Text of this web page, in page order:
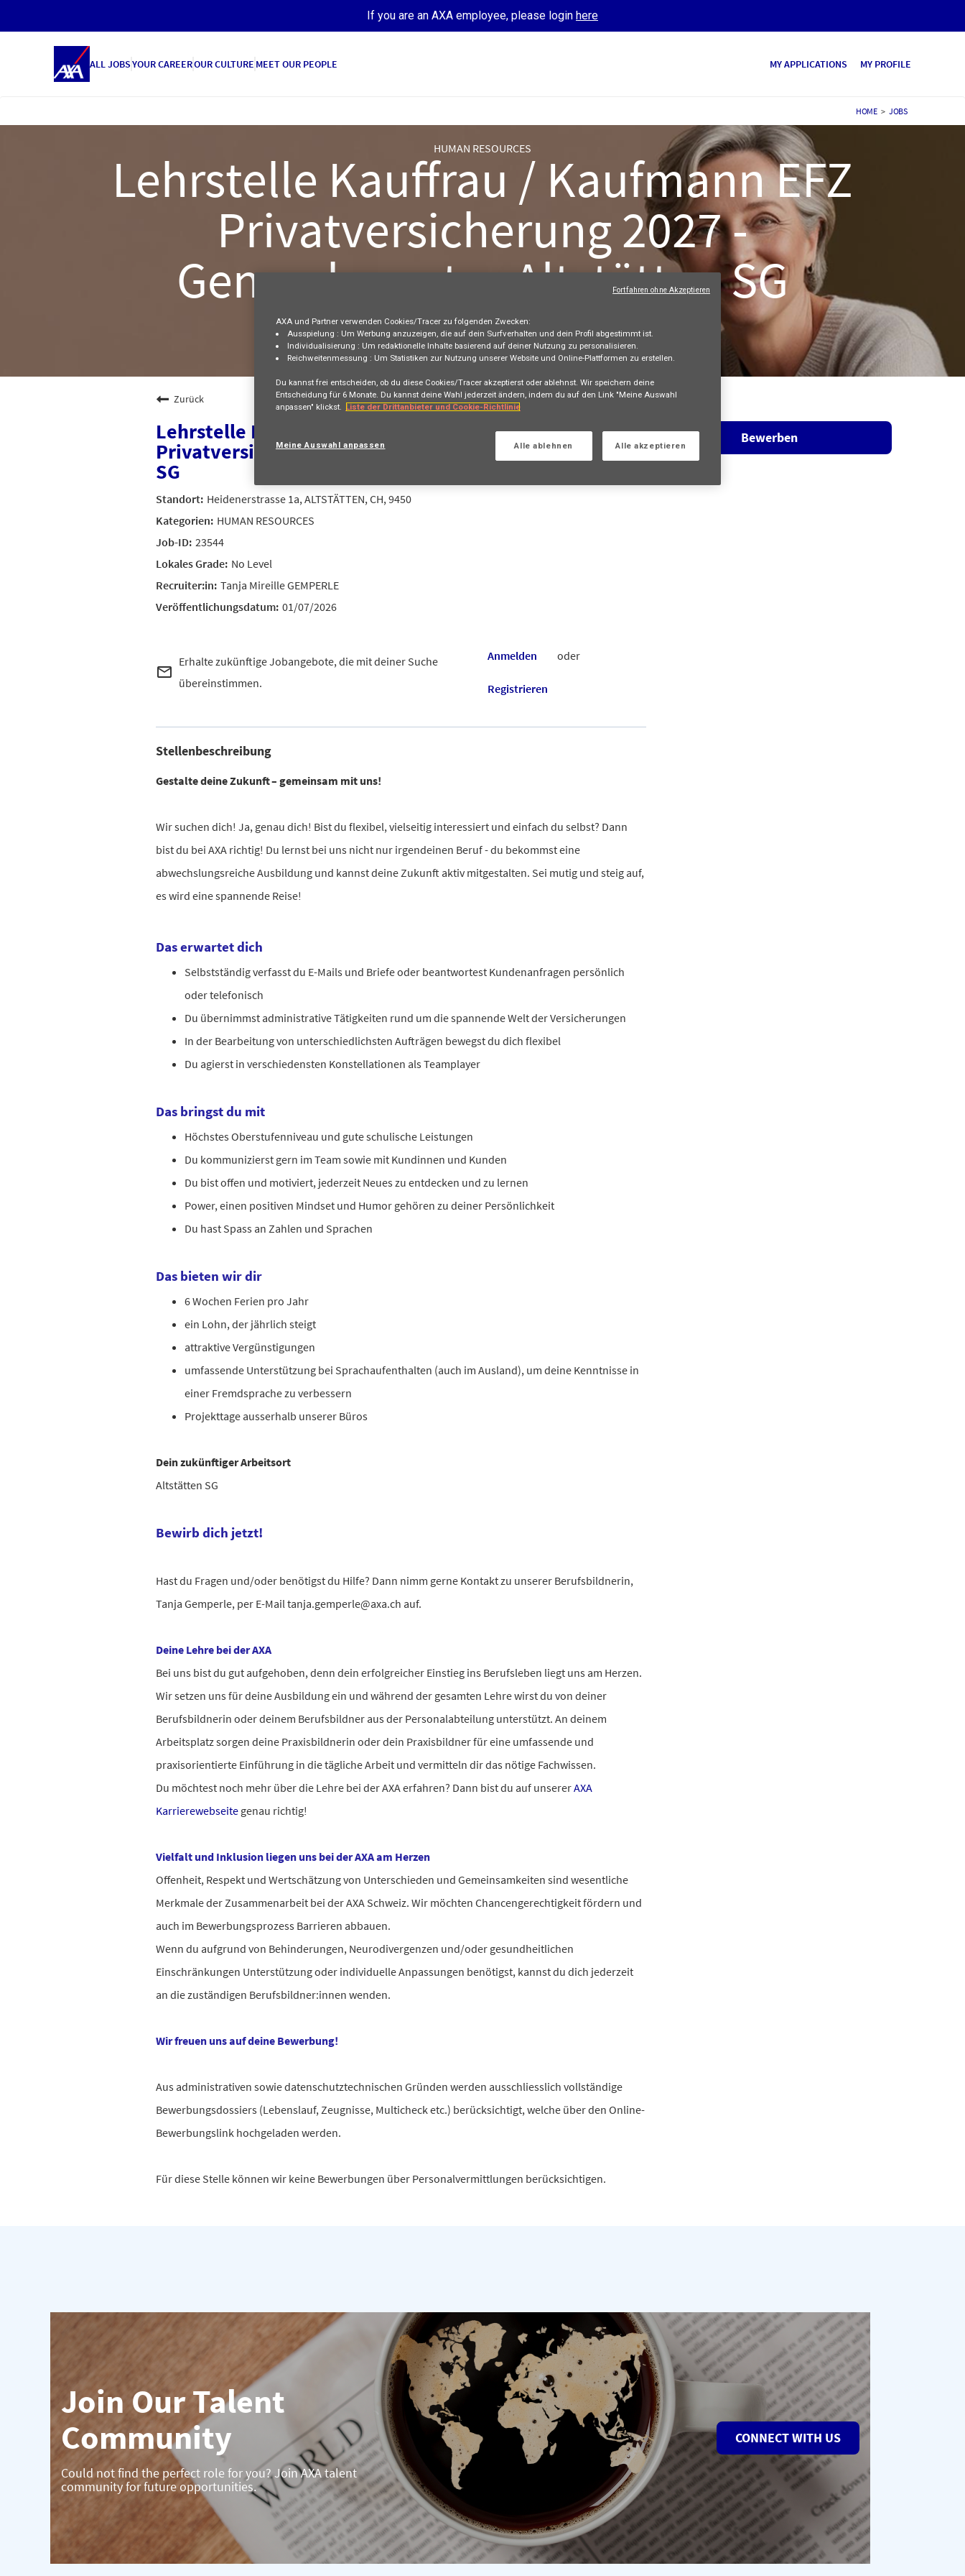
If you are an AXA employee, please login here
ALL JOBSYOUR CAREEROUR CULTURE MEET OUR PEOPLE MY APPLICATIONS MY PROFILE
HOME > JOBS
HUMAN RESOURCES
Lehrstelle Kauffrau / Kaufmann EFZ
Privatversicherung 2027 -
Generalagentur Altstätten SG
Bewerben
Zurück
Lehrstelle Kauffrau / Kaufmann EFZ
Privatversicherung 2027 - Generalagentur Altstätten
SG
Heidenerstrasse 1a, ALTSTÄTTEN, CH, 9450
HUMAN RESOURCES
23544
No Level
Tanja Mireille GEMPERLE
01/07/2026
mail_outline
Erhalte zukünftige Jobangebote, die mit deiner Suche
übereinstimmen.
Anmelden oder
Registrieren
Stellenbeschreibung
Gestalte deine Zukunft – gemeinsam mit uns!
Wir suchen dich! Ja, genau dich! Bist du flexibel, vielseitig interessiert und einfach du selbst? Dann
bist du bei AXA richtig! Du lernst bei uns nicht nur irgendeinen Beruf - du bekommst eine
abwechslungsreiche Ausbildung und kannst deine Zukunft aktiv mitgestalten. Sei mutig und steig auf,
es wird eine spannende Reise!
Das erwartet dich
Selbstständig verfasst du E-Mails und Briefe oder beantwortest Kundenanfragen persönlich
oder telefonisch
Du übernimmst administrative Tätigkeiten rund um die spannende Welt der Versicherungen
In der Bearbeitung von unterschiedlichsten Aufträgen bewegst du dich flexibel
Du agierst in verschiedensten Konstellationen als Teamplayer
Das bringst du mit
Höchstes Oberstufenniveau und gute schulische Leistungen
Du kommunizierst gern im Team sowie mit Kundinnen und Kunden
Du bist offen und motiviert, jederzeit Neues zu entdecken und zu lernen
Power, einen positiven Mindset und Humor gehören zu deiner Persönlichkeit
Du hast Spass an Zahlen und Sprachen
Das bieten wir dir
6 Wochen Ferien pro Jahr
ein Lohn, der jährlich steigt
attraktive Vergünstigungen
umfassende Unterstützung bei Sprachaufenthalten (auch im Ausland), um deine Kenntnisse in
einer Fremdsprache zu verbessern
Projekttage ausserhalb unserer Büros
Dein zukünftiger Arbeitsort
Altstätten SG
Bewirb dich jetzt!
Hast du Fragen und/oder benötigst du Hilfe? Dann nimm gerne Kontakt zu unserer Berufsbildnerin,
Tanja Gemperle, per E-Mail tanja.gemperle@axa.ch auf.
Deine Lehre bei der AXA
Bei uns bist du gut aufgehoben, denn dein erfolgreicher Einstieg ins Berufsleben liegt uns am Herzen.
Wir setzen uns für deine Ausbildung ein und während der gesamten Lehre wirst du von deiner
Berufsbildnerin oder deinem Berufsbildner aus der Personalabteilung unterstützt. An deinem
Arbeitsplatz sorgen deine Praxisbildnerin oder dein Praxisbildner für eine umfassende und
praxisorientierte Einführung in die tägliche Arbeit und vermitteln dir das nötige Fachwissen.
Du möchtest noch mehr über die Lehre bei der AXA erfahren? Dann bist du auf unsererAXA
Karrierewebseite genau richtig!
Vielfalt und Inklusion liegen uns bei der AXA am Herzen
Offenheit, Respekt und Wertschätzung von Unterschieden und Gemeinsamkeiten sind wesentliche
Merkmale der Zusammenarbeit bei der AXA Schweiz. Wir möchten Chancengerechtigkeit fördern und
auch im Bewerbungsprozess Barrieren abbauen.
Wenn du aufgrund von Behinderungen, Neurodivergenzen und/oder gesundheitlichen
Einschränkungen Unterstützung oder individuelle Anpassungen benötigst, kannst du dich jederzeit
an die zuständigen Berufsbildner:innen wenden.
Wir freuen uns auf deine Bewerbung!
Aus administrativen sowie datenschutztechnischen Gründen werden ausschliesslich vollständige
Bewerbungsdossiers (Lebenslauf, Zeugnisse, Multicheck etc.) berücksichtigt, welche über den Online-
Bewerbungslink hochgeladen werden.
Für diese Stelle können wir keine Bewerbungen über Personalvermittlungen berücksichtigen.
Bewerben
Join Our Talent
Community
Could not find the perfect role for you? Join AXA talent
community for future opportunities.
CONNECT WITH US
AXA und Partner verwenden Cookies/Tracer zu folgenden Zwecken:
Ausspielung : Um Werbung anzuzeigen, die auf dein Surfverhalten und dein Profil abgestimmt ist.
Individualisierung : Um redaktionelle Inhalte basierend auf deiner Nutzung zu personalisieren.
Reichweitenmessung : Um Statistiken zur Nutzung unserer Website und Online-Plattformen zu erstellen.
Du kannst frei entscheiden, ob du diese Cookies/Tracer akzeptierst oder ablehnst. Wir speichern deine
Entscheidung für 6 Monate . Du kannst deine Wahl jederzeit ändern, indem du auf den Link "Meine Auswahl
anpassen" klickst.
Liste der Drittanbieter und Cookie-Richtlinie
Meine Auswahl anpassen Alle ablehnen Alle akzeptieren
Fortfahren ohne Akzeptieren